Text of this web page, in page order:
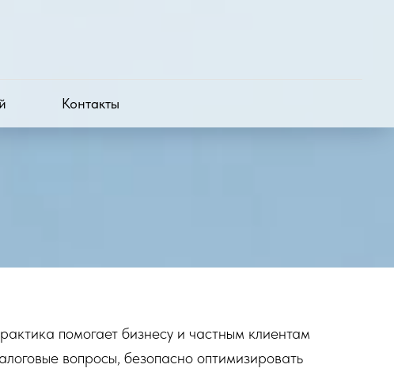
Контакты
помогает бизнесу и частным клиентам
вопросы, безопасно оптимизировать